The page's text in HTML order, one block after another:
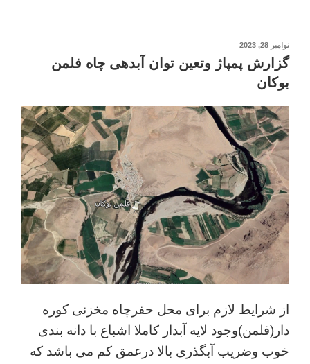
نوشته‌شده
در
نوامبر 28, 2023
گزارش پمپاژ وتعین توان آبدهی چاه فلمن
بوکان
از شرایط لازم برای محل حفرچاه مخزنی کوره
دار(فلمن)وجود لایه آبدار کاملا اشباع با دانه بندی
خوب وضریب آبگذری بالا درعمق کم می باشد که